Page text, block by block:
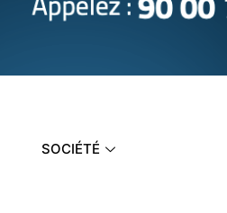
SOCIÉTÉ